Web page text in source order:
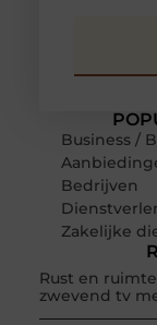
Business /
Bedrijven
Zakelijke
Rust en
zwevend tv